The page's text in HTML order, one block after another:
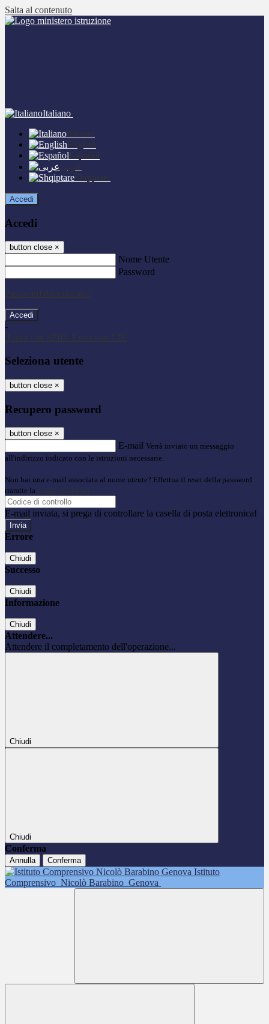
Salta al contenuto
Italiano
Italiano
English
Español
عربى
Shqiptare
Accedi
Accedi
button close ×
Nome Utente
Password
Password dimenticata?
-
Entra con SPID
Entra con CIE
Seleziona utente
button close ×
Recupero password
button close ×
E-mail Verrà inviato un messaggio
all'indirizzo indicato con le istruzioni necessarie.
Non hai una e-mail associata al nome utente? Effettua il reset della password
tramite la Login Spaggiari
E-mail inviata, si prega di controllare la casella di posta elettronica!
Errore
Chiudi
Successo
Chiudi
Informazione
Chiudi
Attendere...
Attendere il completamento dell'operazione...
Chiudi
Chiudi
Conferma
Annulla Conferma
Istituto
Comprensivo Nicolò Barabino Genova